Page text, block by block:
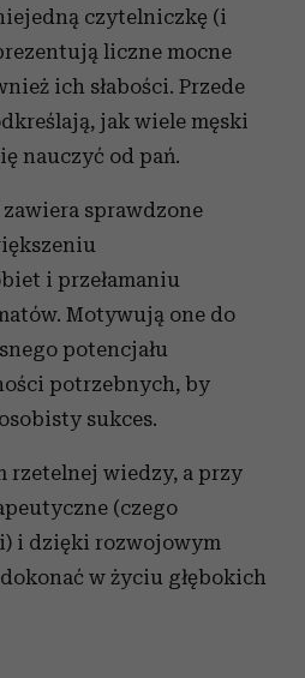
czytelniczkę (i
liczne mocne
ich słabości. Przede
jak wiele męski
nauczyć od pań.
sprawdzone
i przełamaniu
Motywują one do
potencjału
potrzebnych, by
sukces.
rzetelnej wiedzy, a przy
(czego
i dzięki rozwojowym
w życiu głębokich